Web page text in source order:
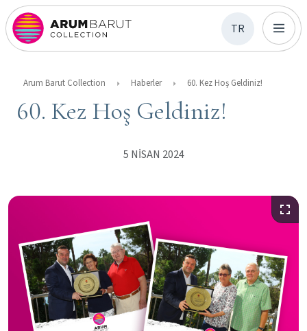
TR
Arum Barut Collection Haberler 60. Kez Hoş Geldiniz!
60. Kez Hoş Geldiniz!
5 NİSAN 2024